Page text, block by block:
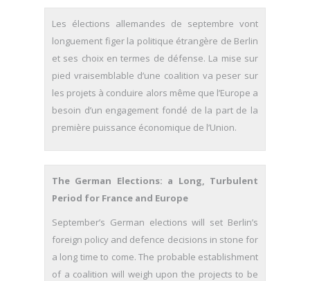
Les élections allemandes de septembre vont
longuement figer la politique étrangère de Berlin
et ses choix en termes de défense. La mise sur
pied vraisemblable d’une coalition va peser sur
les projets à conduire alors même que l’Europe a
besoin d’un engagement fondé de la part de la
première puissance économique de l’Union.
The German Elections: a Long, Turbulent
Period for France and Europe
September’s German elections will set Berlin’s
foreign policy and defence decisions in stone for
a long time to come. The probable establishment
of a coalition will weigh upon the projects to be